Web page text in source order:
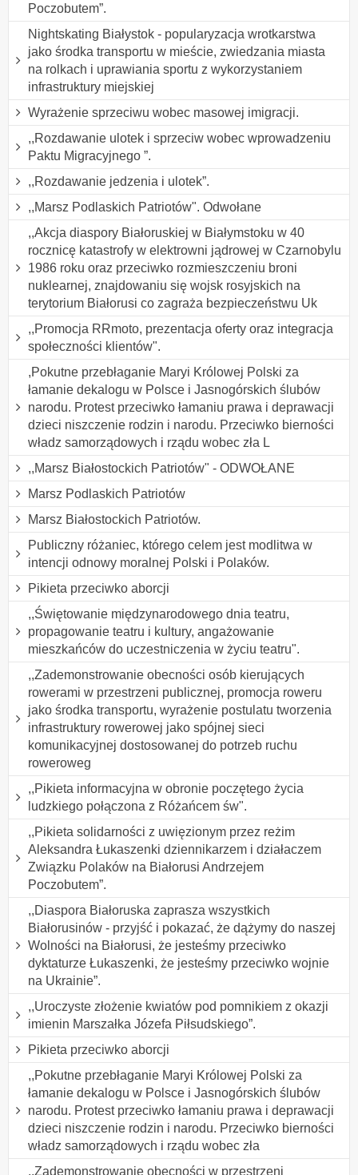
Poczobutem”.
Nightskating Białystok - popularyzacja wrotkarstwa
jako środka transportu w mieście, zwiedzania miasta
na rolkach i uprawiania sportu z wykorzystaniem
infrastruktury miejskiej
Wyrażenie sprzeciwu wobec masowej imigracji.
,,Rozdawanie ulotek i sprzeciw wobec wprowadzeniu
Paktu Migracyjnego ”.
,,Rozdawanie jedzenia i ulotek”.
,,Marsz Podlaskich Patriotów". Odwołane
,,Akcja diaspory Białoruskiej w Białymstoku w 40
rocznicę katastrofy w elektrowni jądrowej w Czarnobylu
1986 roku oraz przeciwko rozmieszczeniu broni
nuklearnej, znajdowaniu się wojsk rosyjskich na
terytorium Białorusi co zagraża bezpieczeństwu Uk
,,Promocja RRmoto, prezentacja oferty oraz integracja
społeczności klientów".
,Pokutne przebłaganie Maryi Królowej Polski za
łamanie dekalogu w Polsce i Jasnogórskich ślubów
narodu. Protest przeciwko łamaniu prawa i deprawacji
dzieci niszczenie rodzin i narodu. Przeciwko bierności
władz samorządowych i rządu wobec zła L
,,Marsz Białostockich Patriotów" - ODWOŁANE
Marsz Podlaskich Patriotów
Marsz Białostockich Patriotów.
Publiczny różaniec, którego celem jest modlitwa w
intencji odnowy moralnej Polski i Polaków.
Pikieta przeciwko aborcji
,,Świętowanie międzynarodowego dnia teatru,
propagowanie teatru i kultury, angażowanie
mieszkańców do uczestniczenia w życiu teatru".
,,Zademonstrowanie obecności osób kierujących
rowerami w przestrzeni publicznej, promocja roweru
jako środka transportu, wyrażenie postulatu tworzenia
infrastruktury rowerowej jako spójnej sieci
komunikacyjnej dostosowanej do potrzeb ruchu
roweroweg
,,Pikieta informacyjna w obronie poczętego życia
ludzkiego połączona z Różańcem św".
,,Pikieta solidarności z uwięzionym przez reżim
Aleksandra Łukaszenki dziennikarzem i działaczem
Związku Polaków na Białorusi Andrzejem
Poczobutem”.
,,Diaspora Białoruska zaprasza wszystkich
Białorusinów - przyjść i pokazać, że dążymy do naszej
Wolności na Białorusi, że jesteśmy przeciwko
dyktaturze Łukaszenki, że jesteśmy przeciwko wojnie
na Ukrainie”.
,,Uroczyste złożenie kwiatów pod pomnikiem z okazji
imienin Marszałka Józefa Piłsudskiego”.
Pikieta przeciwko aborcji
,,Pokutne przebłaganie Maryi Królowej Polski za
łamanie dekalogu w Polsce i Jasnogórskich ślubów
narodu. Protest przeciwko łamaniu prawa i deprawacji
dzieci niszczenie rodzin i narodu. Przeciwko bierności
władz samorządowych i rządu wobec zła
,,Zademonstrowanie obecności w przestrzeni